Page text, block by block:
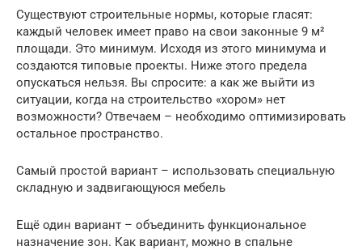
Существуют строительные нормы, которые гласят:
каждый человек имеет право на свои законные 9 м²
площади. Это минимум. Исходя из этого минимума и
создаются типовые проекты. Ниже этого предела
опускаться нельзя. Вы спросите: а как же выйти из
ситуации, когда на строительство «хором» нет
возможности? Отвечаем – необходимо оптимизировать
остальное пространство.
Самый простой вариант – использовать специальную
складную и задвигающуюся мебель
Ещё один вариант – объединить функциональное
назначение зон. Как вариант, можно в спальне